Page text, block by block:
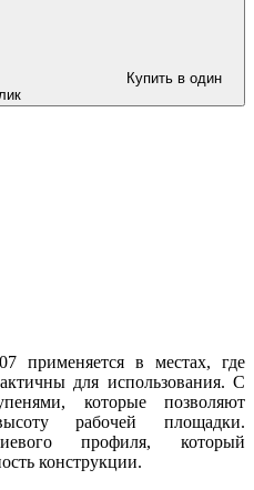
Купить в один
применяется в местах, где
для использования. С
которые позволяют
рабочей площадки.
профиля, который
конструкции.